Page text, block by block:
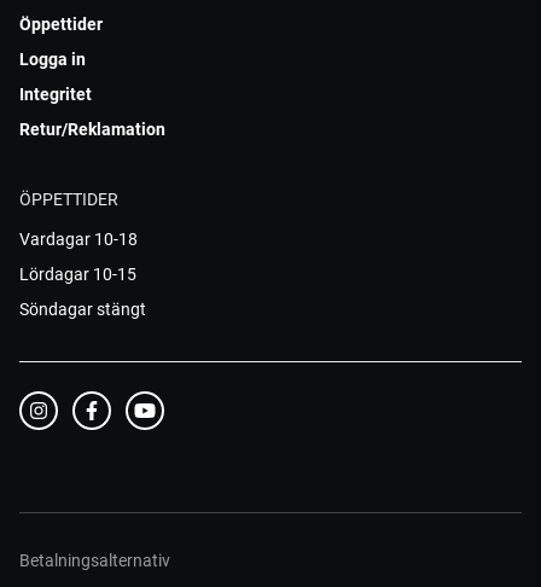
Öppettider
Logga in
Integritet
Retur/Reklamation
ÖPPETTIDER
Vardagar 10-18
Lördagar 10-15
Söndagar stängt
Betalningsalternativ